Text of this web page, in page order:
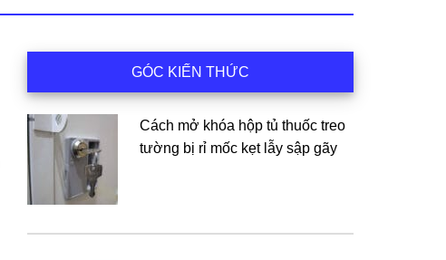
chính
GÓC KIẾN THỨC
Cách mở khóa hộp tủ thuốc treo
tường bị rỉ mốc kẹt lẫy sập gãy